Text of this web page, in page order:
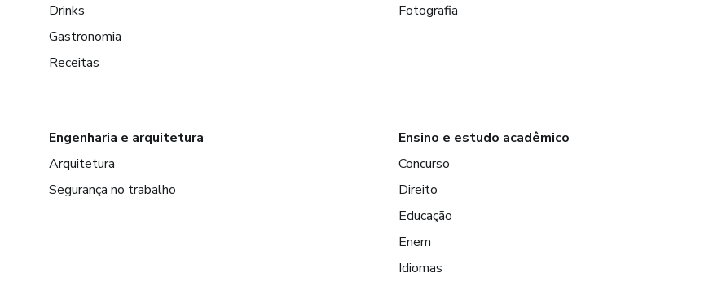
Drinks
Gastronomia
Receitas
Fotografia
Engenharia e arquitetura
Arquitetura
Segurança no trabalho
Ensino e estudo acadêmico
Concurso
Direito
Educação
Enem
Idiomas